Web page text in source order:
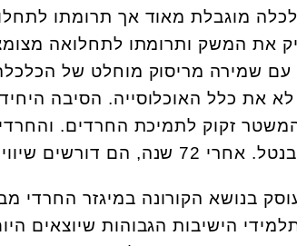
מוגבלת מאוד אך תרומתו
את המשק ותרומתו לתחלואה
עם שמירה מריסוק מוחלט של
את כלל האוכלוסייה. הסיבה
זקוק לתמיכת החרדים.
שיוויון בנטל!
בנושא הקורונה במיגזר החרדי
שמתוך 40 אלפ תלמידי הישיבות הגבוהות